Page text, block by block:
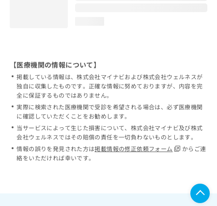
【医療機関の情報について】
掲載している情報は、株式会社マイナビおよび株式会社ウェルネスが
独自に収集したものです。正確な情報に努めておりますが、内容を完
全に保証するものではありません。
実際に検索された医療機関で受診を希望される場合は、必ず医療機関
に確認していただくことをお勧めします。
当サービスによって生じた損害について、株式会社マイナビ及び株式
会社ウェルネスではその賠償の責任を一切負わないものとします。
情報の誤りを発見された方は掲載情報の修正依頼フォーム
からご連
絡をいただければ幸いです。